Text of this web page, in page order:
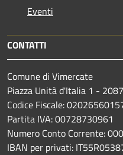
Eventi
CONTATTI
Comune di Vimercate
Piazza Unità d'Italia 1 -
Codice Fiscale:
Partita IVA: 00728730961
Numero Conto Corrente:
IBAN per privati: